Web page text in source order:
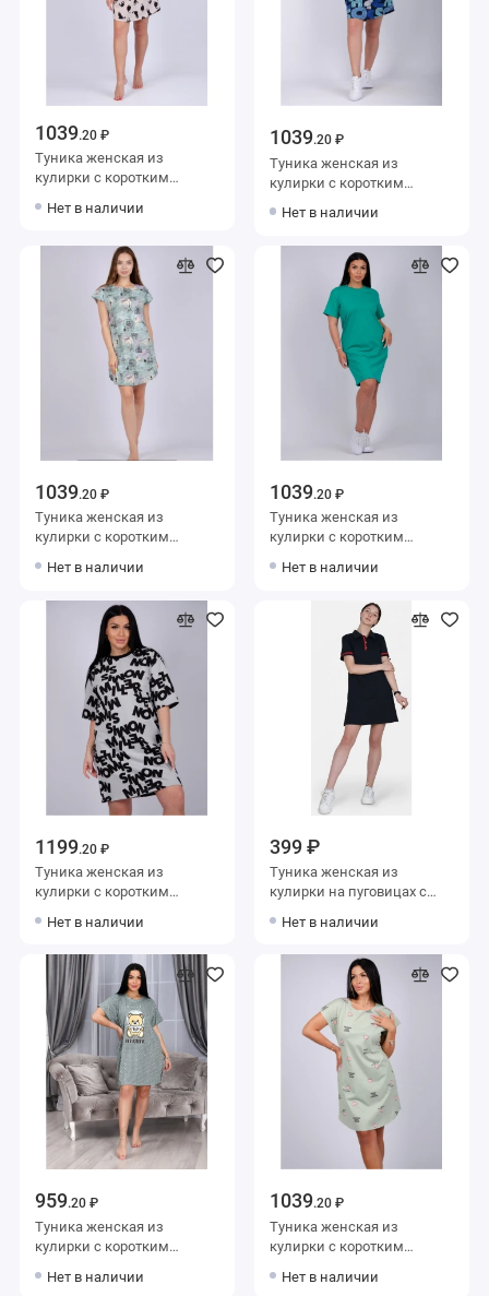
1039.20 ₽
Туника женская из
кулирки с коротким
Животные
Нет в наличии
1039.20 ₽
Туника женская из
кулирки с коротким
Надписи
Нет в наличии
1039.20 ₽
Туника женская из
кулирки с коротким
Нет в наличии
1039.20 ₽
Туника женская из
кулирки с коротким
однотонная
Нет в наличии
1199.20 ₽
Туника женская из
кулирки с коротким
Нет в наличии
399 ₽
Туника женская из
кулирки на пуговицах с
однотонная
Нет в наличии
959.20 ₽
Туника женская из
кулирки с коротким
Животные
Нет в наличии
1039.20 ₽
Туника женская из
кулирки с коротким
Нет в наличии